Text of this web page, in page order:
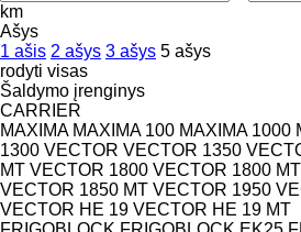
km
Ašys
1 ašis 2 ašys 3 ašys 5 ašys
rodyti visas
Šaldymo įrenginys
CARRIER
MAXIMA MAXIMA 100 MAXIMA 1000
1300 VECTOR VECTOR 1350
MT VECTOR 1800 VECTOR 1800 MT
VECTOR 1850 MT VECTOR 1950
VECTOR HE 19 VECTOR HE 19 MT